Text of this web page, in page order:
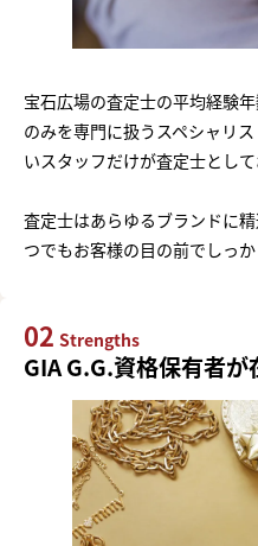
宝石広場の査定士の平均経験
のみを専門に扱うスペシャリ
いスタッフだけが査定士とし
査定士はあらゆるブランドに
つでもお客様の目の前でしっ
02 Strengths
GIA G.G.資格保有者が